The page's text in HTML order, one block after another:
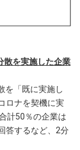
散を実施した企業
を「既に実施し
ロナを契機に実
計50％の企業は
答するなど、2分